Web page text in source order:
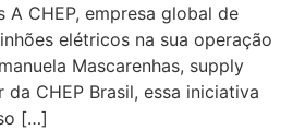
CHEP, empresa global de
elétricos na sua operação
Mascarenhas, supply
da CHEP Brasil, essa iniciativa
[…]